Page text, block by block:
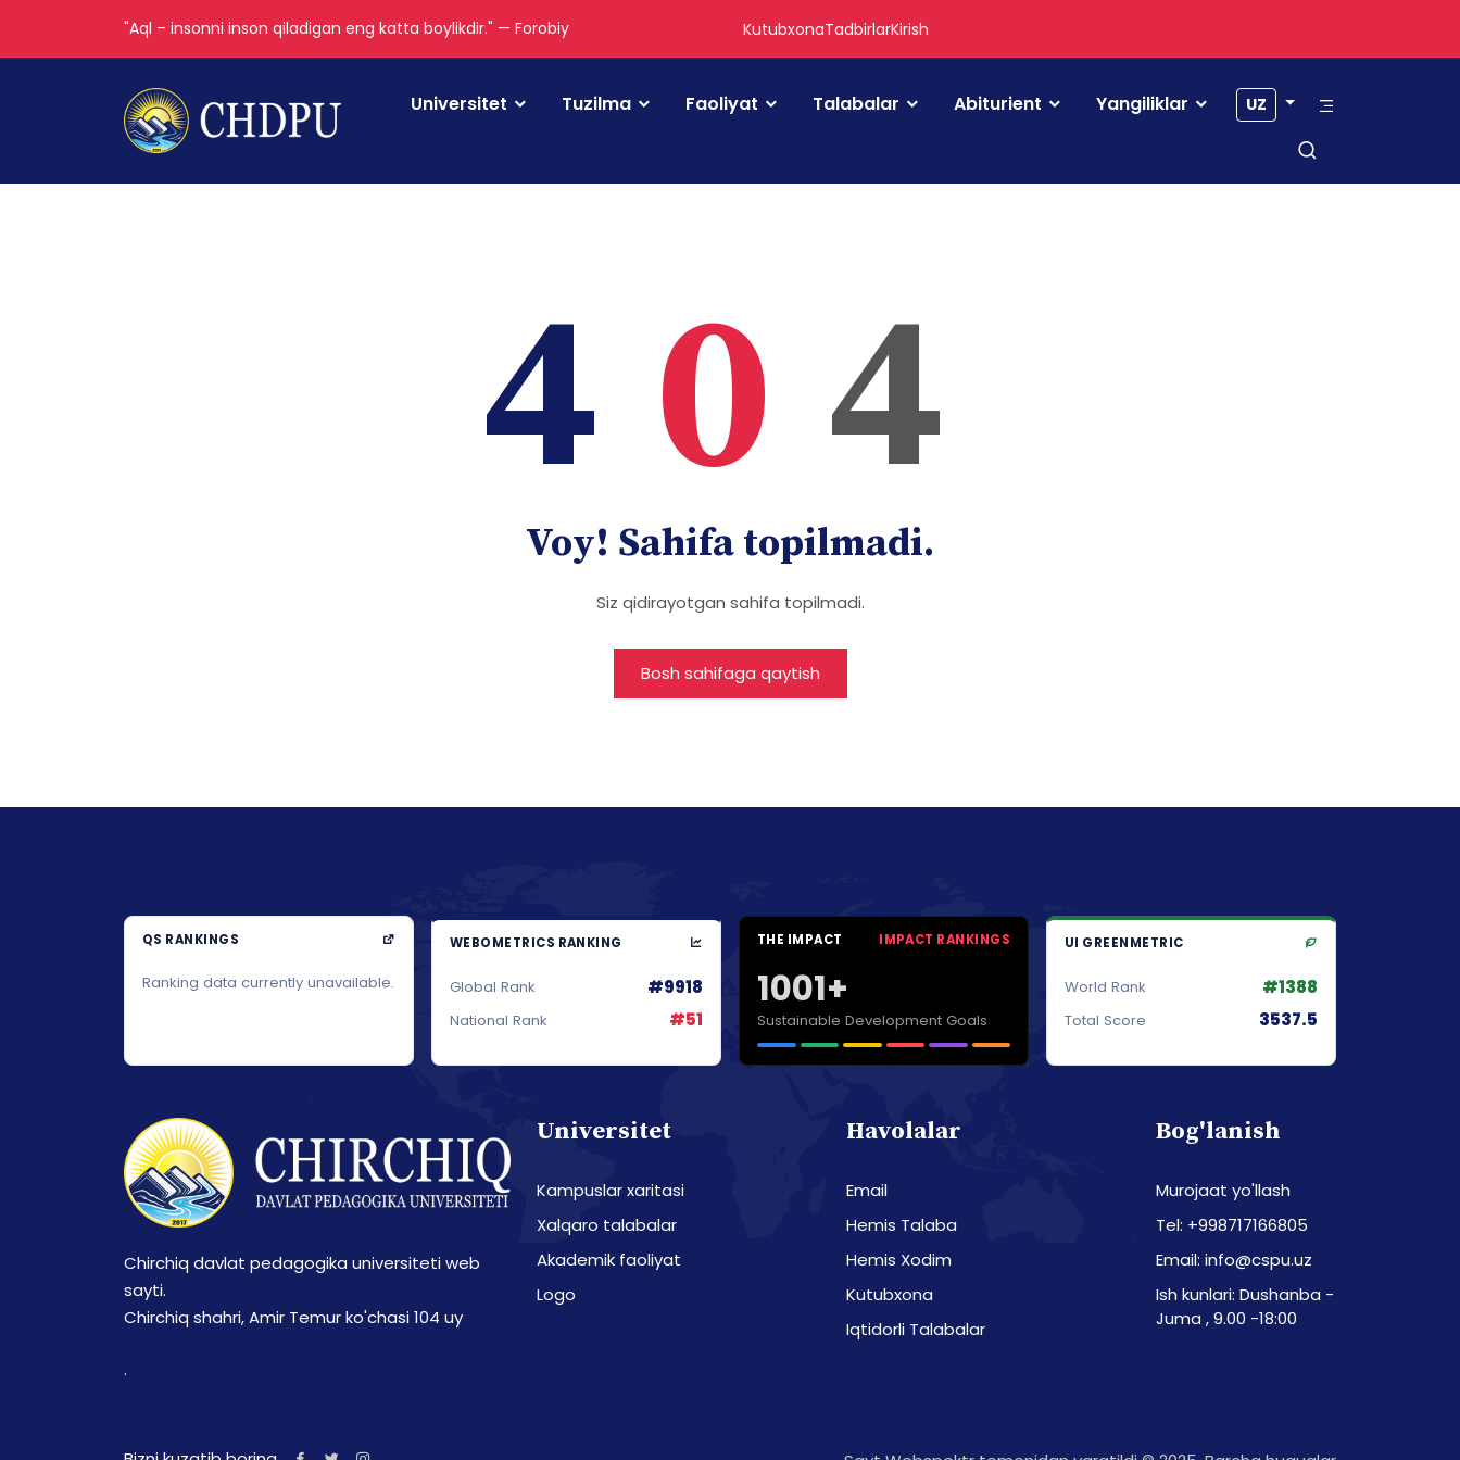
"Aql – insonni inson qiladigan eng katta boylikdir." — Forobiy KutubxonaTadbirlarKirish
Universitet Tuzilma Faoliyat Talabalar Abiturient Yangiliklar UZ
4 0 4
Voy! Sahifa topilmadi.
Siz qidirayotgan sahifa topilmadi.
Bosh sahifaga qaytish
QS RANKINGS
Ranking data currently unavailable.
WEBOMETRICS RANKING
Global Rank #9918
National Rank #51
THE IMPACT IMPACT RANKINGS
1001+
Sustainable Development Goals
UI GREENMETRIC
World Rank #1388
Total Score 3537.5
Chirchiq davlat pedagogika universiteti web
sayti.
Chirchiq shahri, Amir Temur ko'chasi 104 uy
.
Universitet
Kampuslar xaritasi
Xalqaro talabalar
Akademik faoliyat
Logo
Havolalar
Email
Hemis Talaba
Hemis Xodim
Kutubxona
Iqtidorli Talabalar
Bog'lanish
Murojaat yo'llash
Tel: +998717166805
Email: info@cspu.uz
Ish kunlari: Dushanba -
Juma , 9.00 -18:00